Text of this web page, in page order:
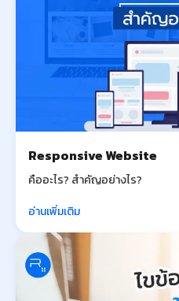
Responsive Website
คืออะไร? สำคัญอย่างไร?
อ่านเพิ่มเติม